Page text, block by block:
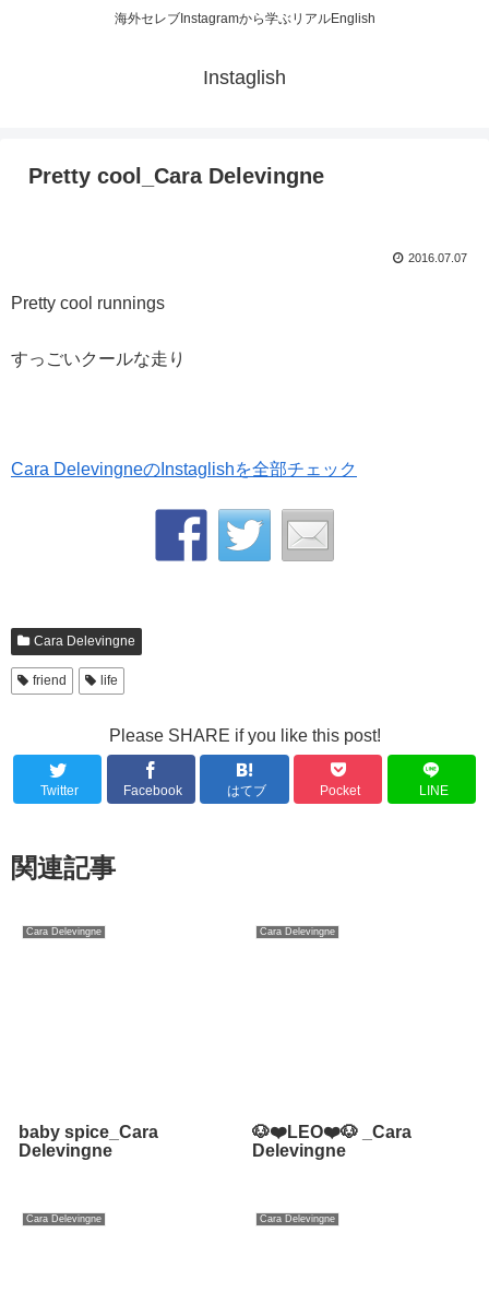
海外セレブInstagramから学ぶリアルEnglish
Instaglish
Pretty cool_Cara Delevingne
2016.07.07
Pretty cool runnings
すっごいクールな走り
Cara DelevingneのInstaglishを全部チェック
Cara Delevingne
friend life
Please SHARE if you like this post!
Twitter Facebook はてブ Pocket LINE
関連記事
Cara Delevingne
baby spice_Cara
Delevingne
Cara Delevingne
🐶❤️LEO❤️🐶 _Cara
Delevingne
Cara Delevingne Cara Delevingne